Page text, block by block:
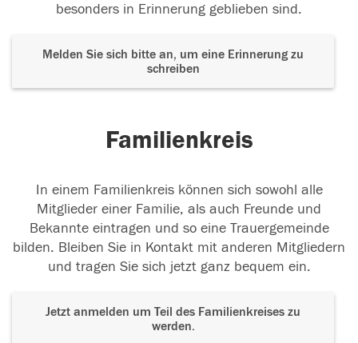
besonders in Erinnerung geblieben sind.
Melden Sie sich bitte an, um eine Erinnerung zu
schreiben
Familienkreis
In einem Familienkreis können sich sowohl alle
Mitglieder einer Familie, als auch Freunde und
Bekannte eintragen und so eine Trauergemeinde
bilden. Bleiben Sie in Kontakt mit anderen Mitgliedern
und tragen Sie sich jetzt ganz bequem ein.
Jetzt anmelden um Teil des Familienkreises zu
werden.